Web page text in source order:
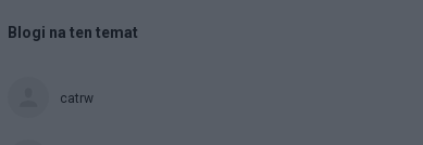
Blogi na ten temat
catrw